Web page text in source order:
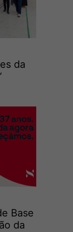
da
Base
da